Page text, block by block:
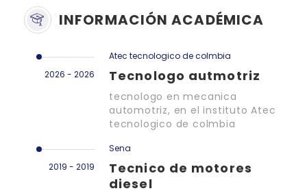
INFORMACIÓN ACADÉMICA
2026 - 2026
Atec tecnologico de colmbia
Tecnologo autmotriz
tecnologo en mecanica
automotriz, en el instituto Atec
tecnologico de colmbia
2019 - 2019
Sena
Tecnico de motores
diesel